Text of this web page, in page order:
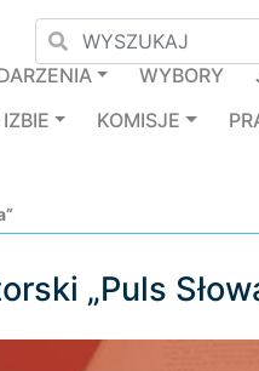
WYBORY
IZBIE KOMISJE
„Puls